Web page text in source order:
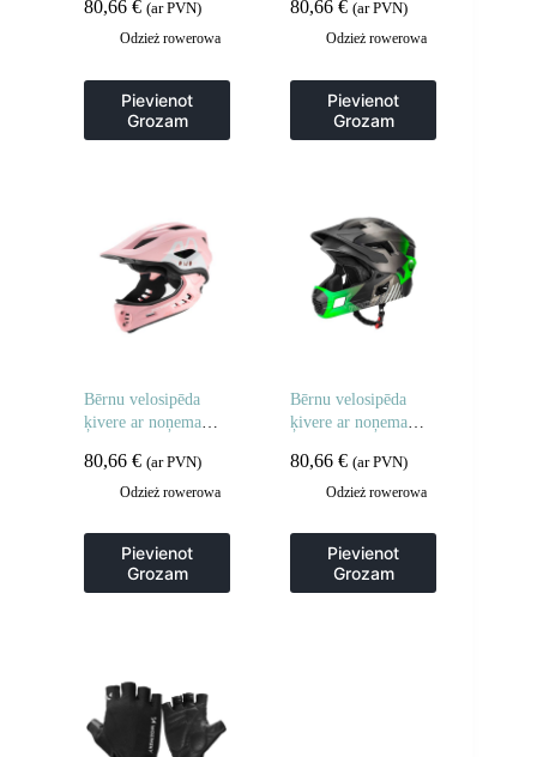
58 cm – rozā truša
forma
80,66 € (ar PVN)
Odzież rowerowa
Pievienot
Grozam
cm – pelēka
80,66€ (ar PVN)
Odzież rowerowa
Pievienot
Grozam
Bērnu velosipēda
ķivere ar noņemamu
52cm – rozā truša
forma
80,66 € (ar PVN)
Odzież rowerowa
Pievienot
Grozam
Bērnu velosipēda
ķivere ar noņemamu
57 cm – zaļa
80,66€ (ar PVN)
Odzież rowerowa
Pievienot
Grozam